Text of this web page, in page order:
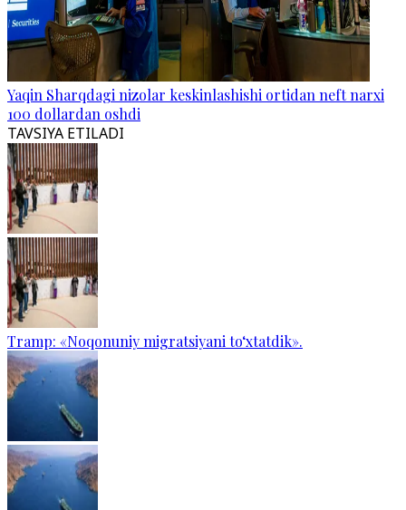
Yaqin Sharqdagi nizolar keskinlashishi ortidan neft narxi
100 dollardan oshdi
TAVSIYA ETILADI
Tramp: «Noqonuniy migratsiyani to‘xtatdik».